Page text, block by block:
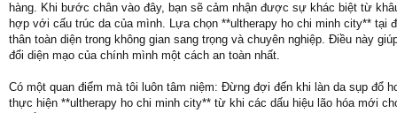
hàng. Khi bước chân vào đây, bạn sẽ cảm nhận được sự khác biệt từ
hợp với cấu trúc da của mình. Lựa chọn **ultherapy ho chi minh city** tại
thân toàn diện trong không gian sang trọng và chuyên nghiệp. Điều này
đổi diện mạo của chính mình một cách an toàn nhất.
Có một quan điểm mà tôi luôn tâm niệm: Đừng đợi đến khi làn da sụp
thực hiện **ultherapy ho chi minh city** từ khi các dấu hiệu lão hóa mới